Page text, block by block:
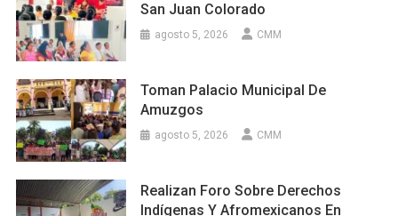
San Juan Colorado
agosto 5, 2026 CMM
Toman Palacio Municipal De
Amuzgos
agosto 5, 2026 CMM
Realizan Foro Sobre Derechos
Indígenas Y Afromexicanos En